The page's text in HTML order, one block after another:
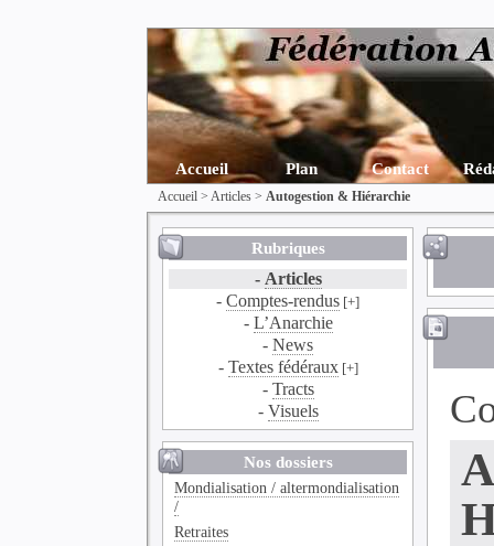
Accueil Plan Contact
Accueil >Articles >Autogestion & Hiérarchie
Rubriques
- Articles
-Comptes-rendus [+]
- L’Anarchie
-News
- Textes fédéraux[+]
- Tracts
- Visuels
Nos dossiers
Mondialisation / altermondialisation
/
Retraites